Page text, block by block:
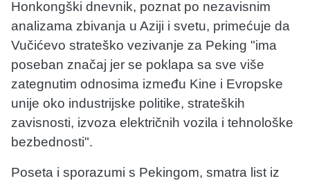
Honkongški dnevnik, poznat po nezavisnim
analizama zbivanja u Aziji i svetu, primećuje da
Vučićevo strateško vezivanje za Peking "ima
poseban značaj jer se poklapa sa sve više
zategnutim odnosima između Kine i Evropske
unije oko industrijske politike, strateških
zavisnosti, izvoza električnih vozila i tehnološke
bezbednosti".
Poseta i sporazumi s Pekingom, smatra list iz